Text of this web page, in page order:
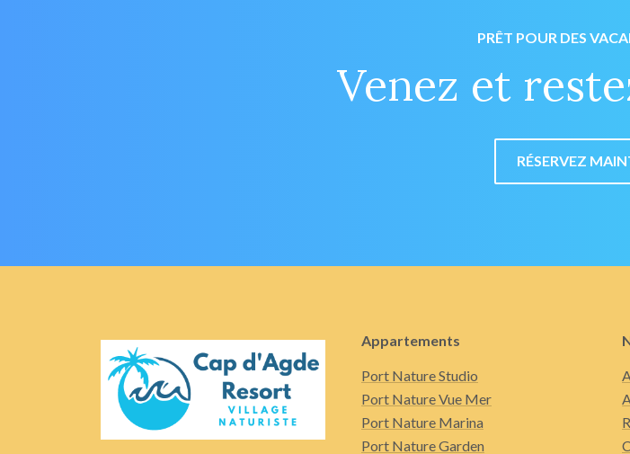
PRÊT POUR DES
Venez et
RÉSERVEZ
Appartements
Port Nature Studio
Port Nature Vue Mer
Port Nature Marina
Port Nature Garden